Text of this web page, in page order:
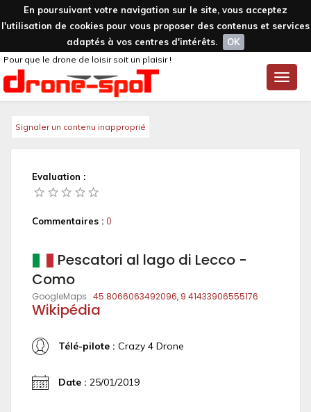
En poursuivant votre navigation sur le site, vous acceptez
l'utilisation de cookies pour vous proposer des contenus et services
adaptés à vos centres d'intérêts.
OK
Toggle
Pour que le drone de loisir soit un plaisir !
Signaler un contenu inapproprié
Evaluation :
Commentaires : 0
Pescatori al lago di Lecco -
Como
GoogleMaps : 45.8066063492096, 9.41433906555176
Wikipédia
Télé-pilote : Crazy 4 Drone
Date : 25/01/2019